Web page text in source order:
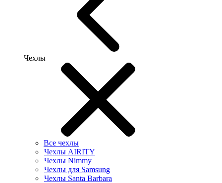
Чехлы
Все чехлы
Чехлы AIRITY
Чехлы Nimmy
Чехлы для Samsung
Чехлы Santa Barbara